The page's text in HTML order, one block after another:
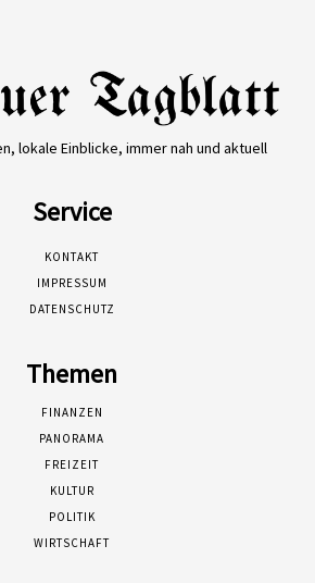
lokale Einblicke, immer nah und aktuell
Service
KONTAKT
IMPRESSUM
DATENSCHUTZ
Themen
FINANZEN
PANORAMA
FREIZEIT
KULTUR
POLITIK
WIRTSCHAFT